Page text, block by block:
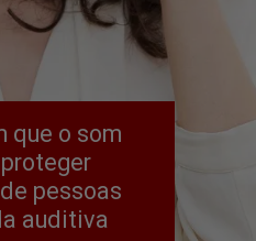
que o som
pessoas
auditiva